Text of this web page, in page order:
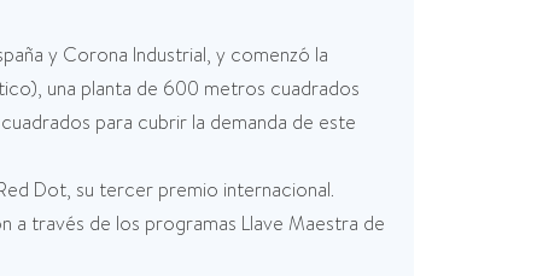
y Corona Industrial, y comenzó la
una planta de 600 metros cuadrados
para cubrir la demanda de este
Dot, su tercer premio internacional.
través de los programas Llave Maestra de